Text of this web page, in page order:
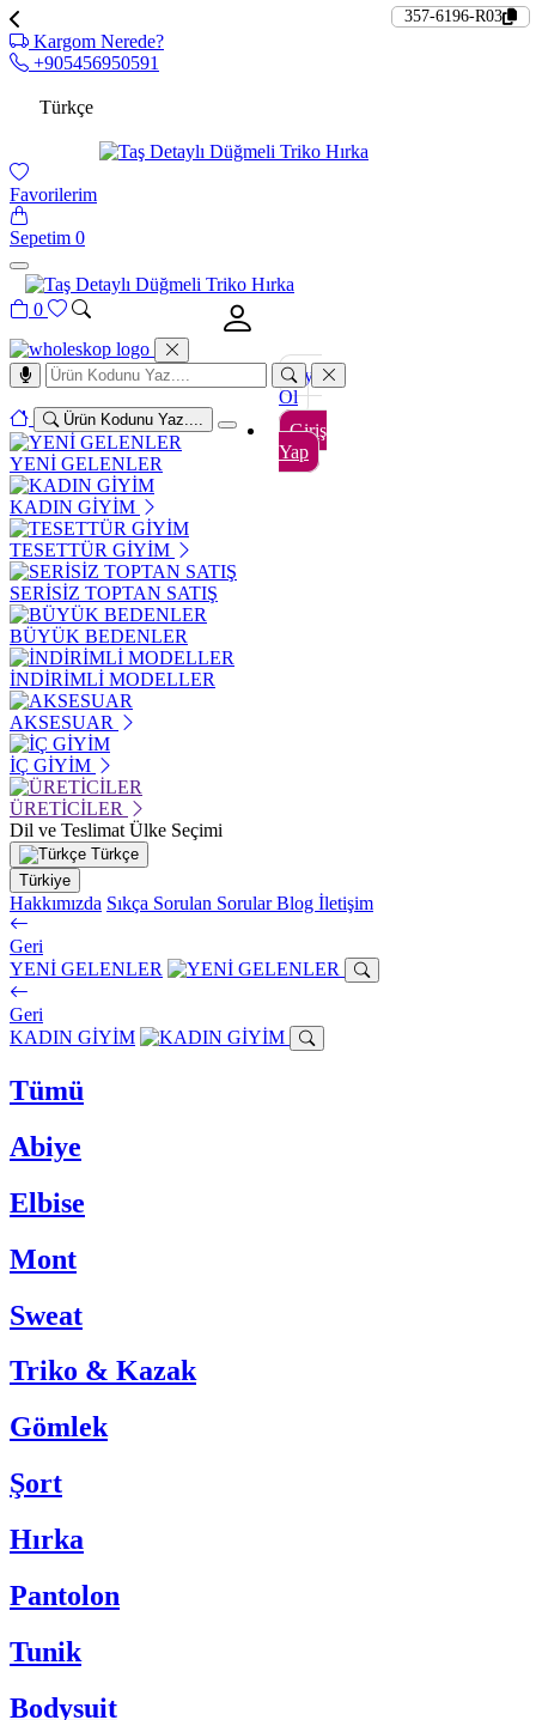
Kargom Nerede?
+905456950591
Türkçe
Favorilerim
Sepetim 0
0
Üye
Ol
Giriş
Yap
Ürün Kodunu Yaz....
YENİ GELENLER
KADIN GİYİM
TESETTÜR GİYİM
SERİSİZ TOPTAN SATIŞ
BÜYÜK BEDENLER
İNDİRİMLİ MODELLER
AKSESUAR
İÇ GİYİM
ÜRETİCİLER
Dil ve Teslimat Ülke Seçimi
Türkçe
Türkiye
Hakkımızda Sıkça Sorulan SorularBlog İletişim
Geri
YENİ GELENLER
Geri
KADIN GİYİM
Tümü
Abiye
Elbise
Mont
Sweat
Triko & Kazak
Gömlek
Şort
Hırka
Pantolon
Tunik
Bodysuit
357-6196-R03